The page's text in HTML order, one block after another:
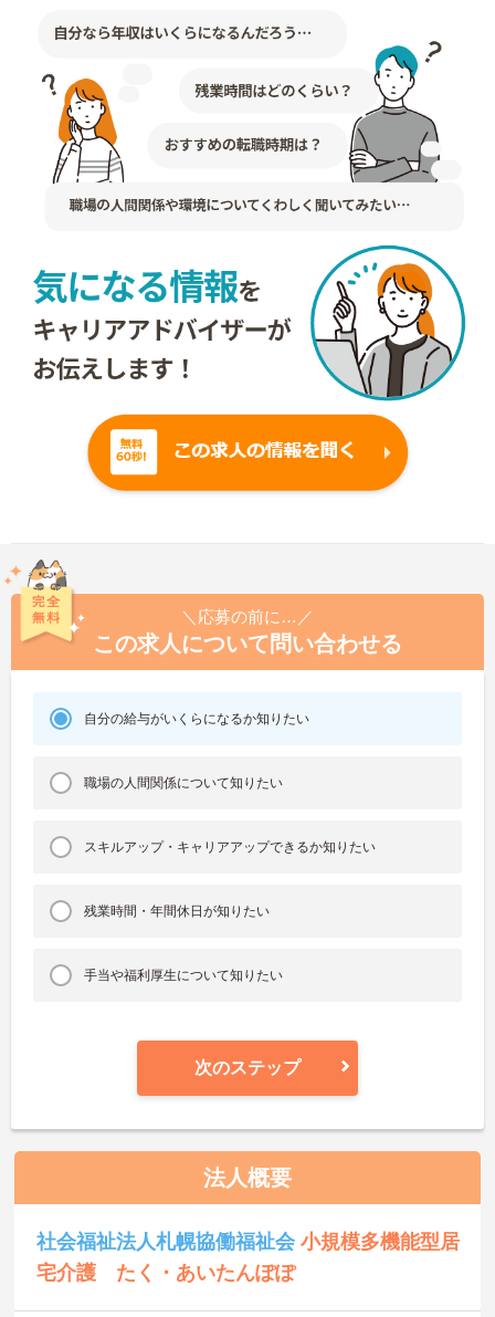
＼応募の前に…／
この求人について問い合わせる
自分の給与がいくらになるか知りたい
職場の人間関係について知りたい
スキルアップ・キャリアアップできるか知りたい
残業時間・年間休日が知りたい
手当や福利厚生について知りたい
次のステップ
法人概要
社会福祉法人札幌協働福祉会小規模多機能型居
宅介護 たく・あいたんぽぽ